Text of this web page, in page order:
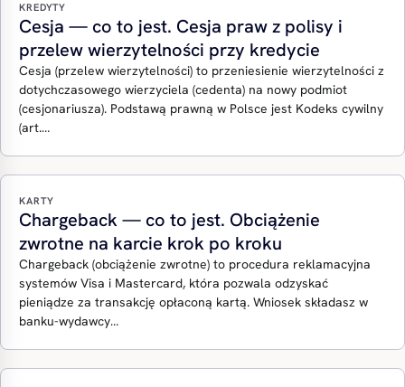
KREDYTY
Cesja — co to jest. Cesja praw z polisy i
przelew wierzytelności przy kredycie
Cesja (przelew wierzytelności) to przeniesienie wierzytelności z
dotychczasowego wierzyciela (cedenta) na nowy podmiot
(cesjonariusza). Podstawą prawną w Polsce jest Kodeks cywilny
(art.…
KARTY
Chargeback — co to jest. Obciążenie
zwrotne na karcie krok po kroku
Chargeback (obciążenie zwrotne) to procedura reklamacyjna
systemów Visa i Mastercard, która pozwala odzyskać
pieniądze za transakcję opłaconą kartą. Wniosek składasz w
banku-wydawcy…